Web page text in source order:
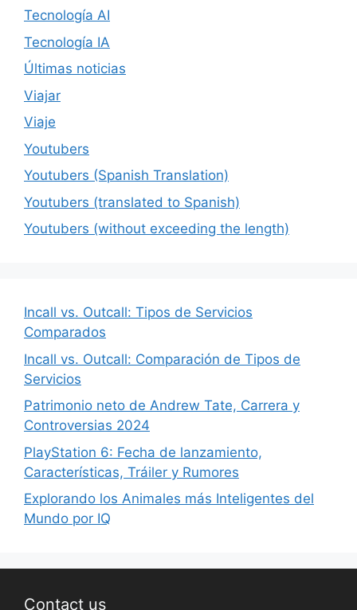
Tecnología AI
Tecnología IA
Últimas noticias
Viajar
Viaje
Youtubers
Youtubers (Spanish Translation)
Youtubers (translated to Spanish)
Youtubers (without exceeding the length)
Incall vs. Outcall: Tipos de Servicios
Comparados
Incall vs. Outcall: Comparación de Tipos de
Servicios
Patrimonio neto de Andrew Tate, Carrera y
Controversias 2024
PlayStation 6: Fecha de lanzamiento,
Características, Tráiler y Rumores
Explorando los Animales más Inteligentes del
Mundo por IQ
Contact us